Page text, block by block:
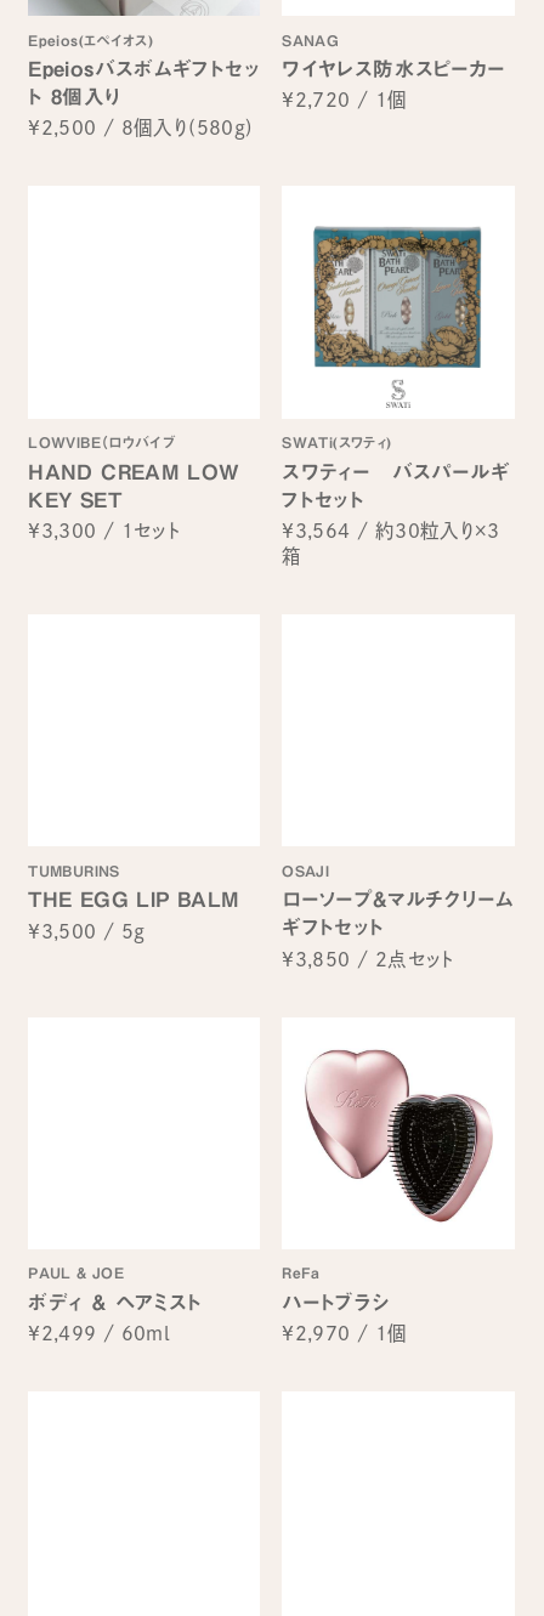
Epeios(エペイオス)
Epeiosバスボムギフトセッ
ト 8個入り
¥2,500 / 8個入り(580g)
SANAG
ワイヤレス防水スピーカー
¥2,720 / 1個
LOWVIBE（ロウバイブ
HAND CREAM LOW
KEY SET
¥3,300 / 1セット
SWATi(スワティ)
スワティー バスパールギ
フトセット
¥3,564 / 約30粒入り×3
箱
TUMBURINS
THE EGG LIP BALM
¥3,500 / 5g
OSAJI
ローソープ&マルチクリーム
ギフトセット
¥3,850 / 2点セット
PAUL & JOE
ボディ ＆ ヘアミスト
¥2,499 / 60ml
ReFa
ハートブラシ
¥2,970 / 1個